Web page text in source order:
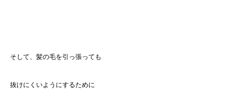
そして、髪の毛を引っ張っても
抜けにくいようにするために